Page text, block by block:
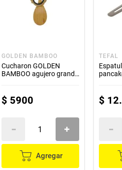
GOLDEN BAMBOO
Cucharon GOLDEN
BAMBOO agujero grande
$ 5900
Agregar
TEFAL
$ 12.